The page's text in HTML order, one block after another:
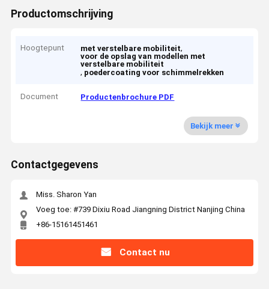
Productomschrijving
Hoogtepunt met verstelbare mobiliteit,
voor de opslag van modellen met
verstelbare mobiliteit
, poedercoating voor schimmelrekken
Document Productenbrochure PDF
Bekijk meer
Contactgegevens
Miss. Sharon Yan
Voeg toe: #739 Dixiu Road Jiangning District Nanjing China
+86-15161451461
Contact nu